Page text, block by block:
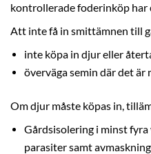
kontrollerade foderinköp har
Att inte få in smittämnen till
inte köpa in djur eller
överväga semin där det är
Om djur måste köpas in,
Gårdsisolering i minst
parasiter samt